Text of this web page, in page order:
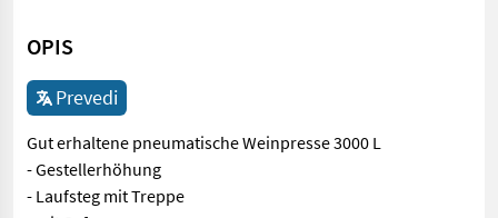
OPIS
Prevedi
Gut erhaltene pneumatische Weinpresse 3000 L
- Gestellerhöhung
- Laufsteg mit Treppe